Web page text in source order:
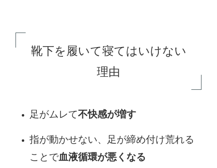
靴下を履いて寝てはいけない
理由
足がムレて不快感が増す
指が動かせない、足が締め付け荒れる
ことで血液循環が悪くなる